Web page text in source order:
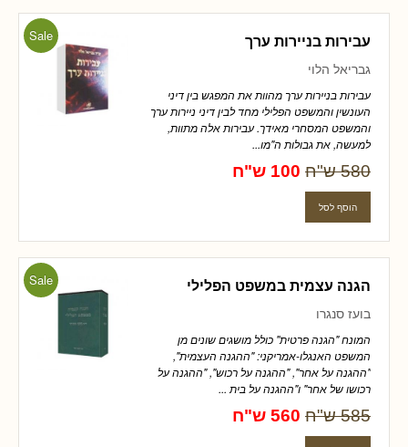
Sale עבירות בניירות ערך
גבריאל הלוי
עבירות בניירות ערך מהוות את המפגש בין דיני
העונשין והמשפט הפלילי מחד לבין דיני ניירות ערך
והמשפט המסחרי מאידך. עבירות אלה מתוות,
למעשה, את גבולות ה"מו...
580 ש"ח 100 ש"ח
Sale הגנה עצמית במשפט הפלילי
בועז סנגרו
המונח "הגנה פרטית" כולל מושגים שונים מן
המשפט האנגלו-אמריקני: "ההגנה העצמית",
"ההגנה על אחר", "ההגנה על רכוש", "ההגנה על
רכושו של אחר" ו"ההגנה על בית ...
585 ש"ח 560 ש"ח